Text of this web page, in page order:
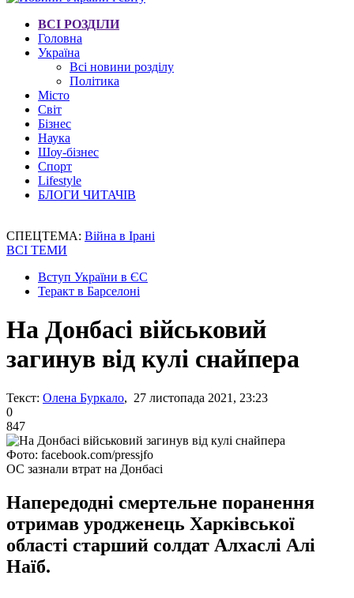
ВСІ РОЗДІЛИ
Головна
Україна
Всі новини розділу
Політика
Місто
Світ
Бізнес
Наука
Шоу-бізнес
Спорт
Lifestyle
БЛОГИ ЧИТАЧІВ
СПЕЦТЕМА: Війна в Ірані
ВСІ ТЕМИ
Вступ України в ЄС
Теракт в Барселоні
На Донбасі військовий
загинув від кулі снайпера
Текст: Олена Буркало, 27 листопада 2021, 23:23
0
847
Фото: facebook.com/pressjfo
ОС зазнали втрат на Донбасі
Напередодні смертельне поранення
отримав уродженець Харківської
області старший солдат Алхаслі Алі
Наїб.